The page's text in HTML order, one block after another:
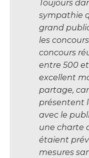
Toujours
sympathie
grand
les
concours
entre 500 et
excellent
partage,
présentent
avec le
une charte
étaient
mesures